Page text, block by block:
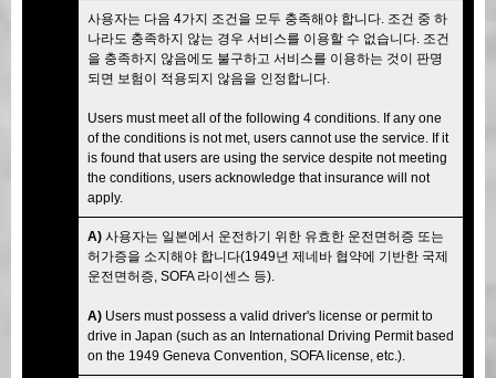
사용자는 다음 4가지 조건을 모두 충족해야 합니다. 조건 중 하
나라도 충족하지 않는 경우 서비스를 이용할 수 없습니다. 조건
을 충족하지 않음에도 불구하고 서비스를 이용하는 것이 판명
되면 보험이 적용되지 않음을 인정합니다.
Users must meet all of the following 4 conditions. If any one
of the conditions is not met, users cannot use the service. If it
is found that users are using the service despite not meeting
the conditions, users acknowledge that insurance will not
apply.
A) 사용자는 일본에서 운전하기 위한 유효한 운전면허증 또는
허가증을 소지해야 합니다(1949년 제네바 협약에 기반한 국제
운전면허증, SOFA 라이센스 등).
A) Users must possess a valid driver's license or permit to
drive in Japan (such as an International Driving Permit based
on the 1949 Geneva Convention, SOFA license, etc.).